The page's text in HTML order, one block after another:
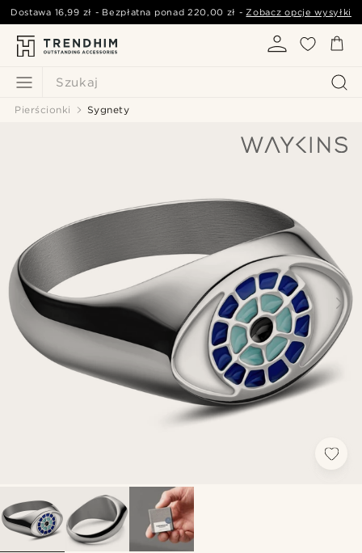
Szukaj
Dostawa 16,99 zł - Bezpłatna ponad220,00 zł -Zobacz opcje wysyłki
Pierścionki Sygnety